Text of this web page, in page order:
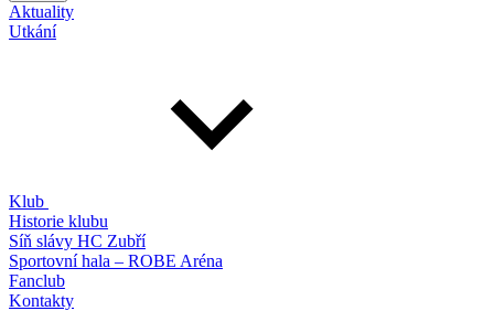
Aktuality
Utkání
Klub
Historie klubu
Síň slávy HC Zubří
Sportovní hala – ROBE Aréna
Fanclub
Kontakty